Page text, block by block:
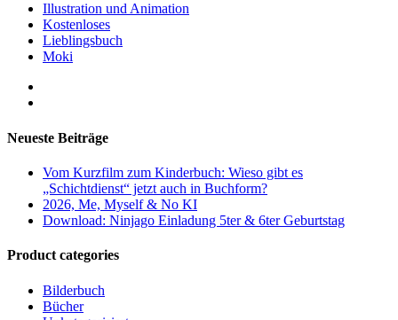
Illustration und Animation
Kostenloses
Lieblingsbuch
Moki
Neueste Beiträge
Vom Kurzfilm zum Kinderbuch: Wieso gibt es
„Schichtdienst“ jetzt auch in Buchform?
2026, Me, Myself & No KI
Download: Ninjago Einladung 5ter & 6ter Geburtstag
Product categories
Bilderbuch
Bücher